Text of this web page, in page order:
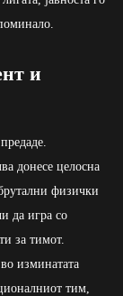
и
донесе целосна
физички
да игра со
за тимот.
изминатата
тим,